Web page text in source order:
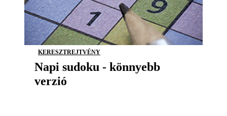
KERESZTREJTVÉNY
Napi sudoku - könnyebb
verzió